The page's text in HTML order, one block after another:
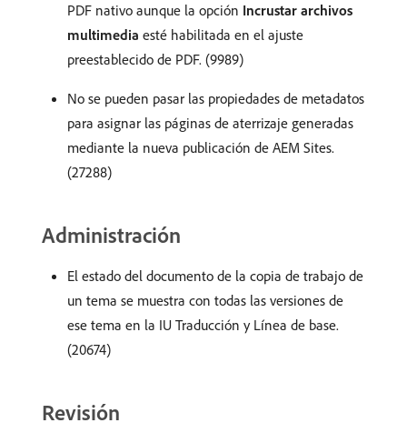
PDF nativo aunque la opción Incrustar archivos
multimedia esté habilitada en el ajuste
preestablecido de PDF. (9989)
No se pueden pasar las propiedades de metadatos
para asignar las páginas de aterrizaje generadas
mediante la nueva publicación de AEM Sites.
(27288)
Administración
El estado del documento de la copia de trabajo de
un tema se muestra con todas las versiones de
ese tema en la IU Traducción y Línea de base.
(20674)
Revisión